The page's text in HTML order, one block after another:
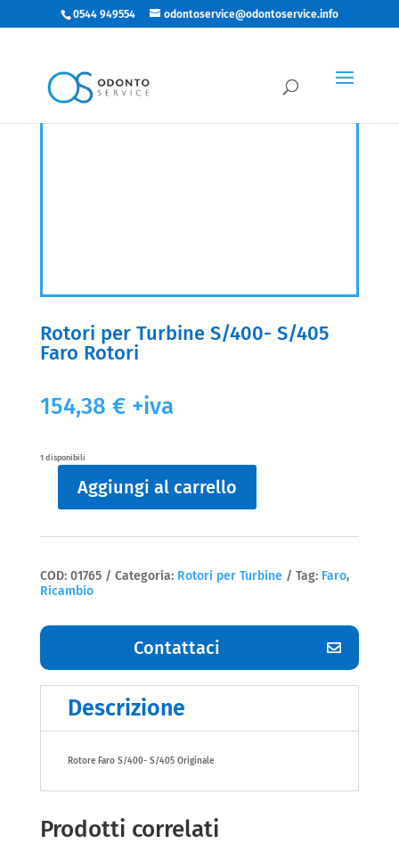
0544 949554 odontoservice@odontoservice.info
Rotori per Turbine S/400- S/405
Faro Rotori
154,38 € +iva
1 disponibili
S/400-
Faro
Rotori
Aggiungi al carrello
COD: 01765 Categoria: Rotori per Turbine Tag: Faro,
Ricambio
Contattaci
Descrizione
Rotore Faro S/400- S/405 Originale
Prodotti correlati